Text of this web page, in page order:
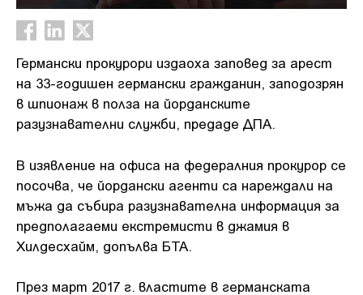
Германски прокурори издаoха заповед за арест
на 33-годишен германски гражданин, заподозрян
в шпионаж в полза на йорданските
разузнавателни служби, предаде ДПА.
В изявление на офиса на федералния прокурор се
посочва, че йордански агенти са нареждали на
мъжа да събира разузнавателна информация за
предполагаеми екстремисти в джамия в
Хилдесхайм, допълва БТА.
През март 2017 г. властите в германската